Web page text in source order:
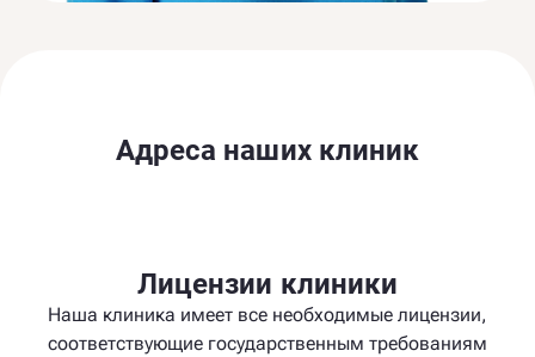
Адреса наших клиник
Лицензии клиники
Наша клиника имеет все необходимые лицензии,
соответствующие государственным требованиям